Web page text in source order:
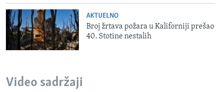
AKTUELNO
Broj žrtava požara u Kaliforniji prešao
40. Stotine nestalih
Video sadržaji